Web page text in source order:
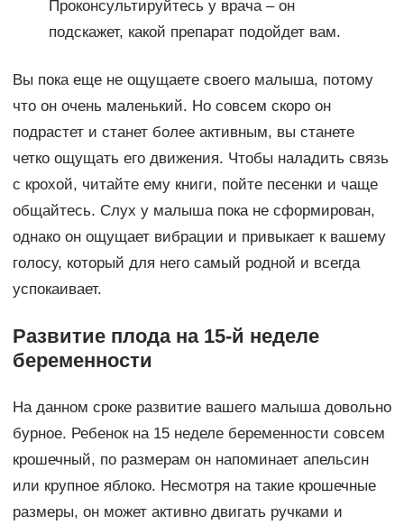
Проконсультируйтесь у врача – он
подскажет, какой препарат подойдет вам.
Вы пока еще не ощущаете своего малыша, потому
что он очень маленький. Но совсем скоро он
подрастет и станет более активным, вы станете
четко ощущать его движения. Чтобы наладить связь
с крохой, читайте ему книги, пойте песенки и чаще
общайтесь. Слух у малыша пока не сформирован,
однако он ощущает вибрации и привыкает к вашему
голосу, который для него самый родной и всегда
успокаивает.
Развитие плода на 15-й неделе
беременности
На данном сроке развитие вашего малыша довольно
бурное. Ребенок на 15 неделе беременности совсем
крошечный, по размерам он напоминает апельсин
или крупное яблоко. Несмотря на такие крошечные
размеры, он может активно двигать ручками и